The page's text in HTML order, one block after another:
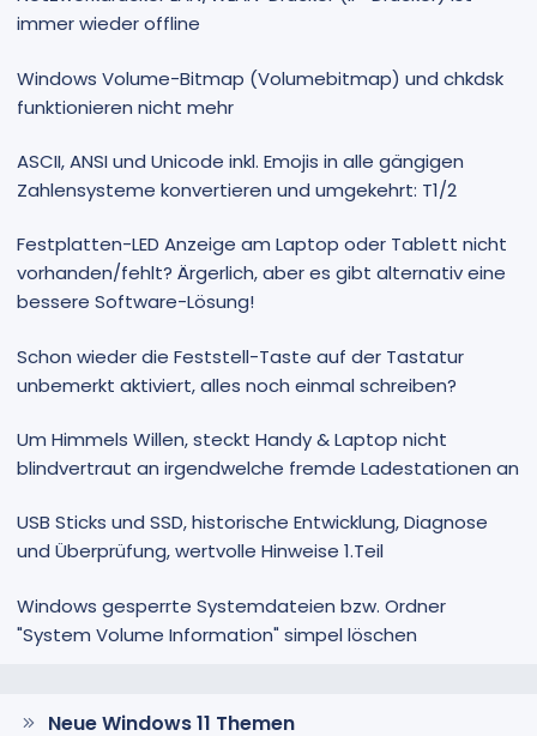
immer wieder offline
Windows Volume-Bitmap (Volumebitmap) und chkdsk
funktionieren nicht mehr
ASCII, ANSI und Unicode inkl. Emojis in alle gängigen
Zahlensysteme konvertieren und umgekehrt: T1/2
Festplatten-LED Anzeige am Laptop oder Tablett nicht
vorhanden/fehlt? Ärgerlich, aber es gibt alternativ eine
bessere Software-Lösung!
Schon wieder die Feststell-Taste auf der Tastatur
unbemerkt aktiviert, alles noch einmal schreiben?
Um Himmels Willen, steckt Handy & Laptop nicht
blindvertraut an irgendwelche fremde Ladestationen an
USB Sticks und SSD, historische Entwicklung, Diagnose
und Überprüfung, wertvolle Hinweise 1.Teil
Windows gesperrte Systemdateien bzw. Ordner
"System Volume Information" simpel löschen
Neue Windows 11 Themen